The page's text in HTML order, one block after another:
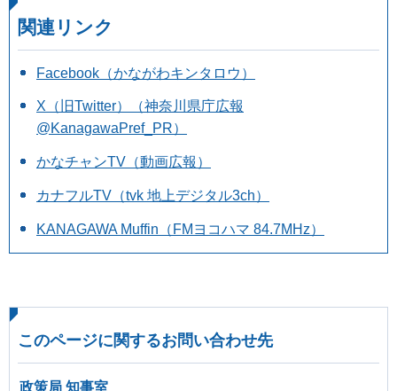
関連リンク
Facebook（かながわキンタロウ）
X（旧Twitter）（神奈川県庁広報
@KanagawaPref_PR）
かなチャンTV（動画広報）
カナフルTV（tvk 地上デジタル3ch）
KANAGAWA Muffin（FMヨコハマ 84.7MHz）
このページに関するお問い合わせ先
政策局 知事室